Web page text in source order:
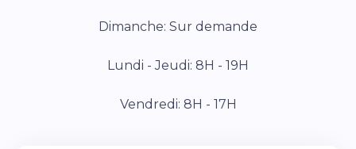
Dimanche: Sur demande
Lundi - Jeudi: 8H - 19H
Vendredi: 8H - 17H